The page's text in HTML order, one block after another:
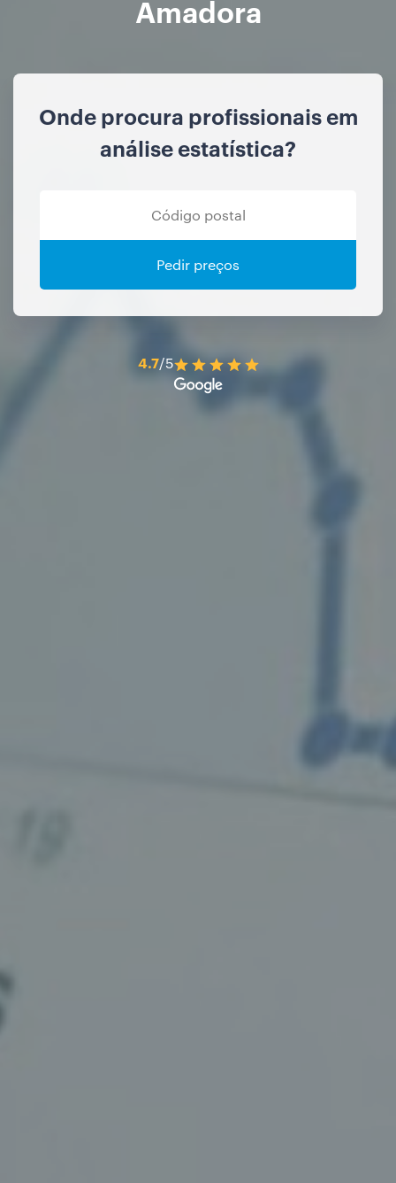
Amadora
Onde procura profissionais em
análise estatística?
Pedir preços
4.7/5